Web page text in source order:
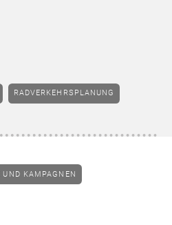
RADVERKEHRSPLANUNG
UND KAMPAGNEN